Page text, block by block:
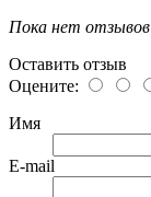
Пока нет отзывов
Оставить отзыв
Оцените:
Имя
E-mail